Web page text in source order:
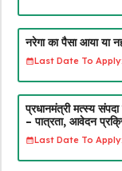
नरेगा का पैसा आया या
Last Date To Apply:
प्रधानमंत्री मत्स्य
– पात्रता, आवेदन
Last Date To Apply: